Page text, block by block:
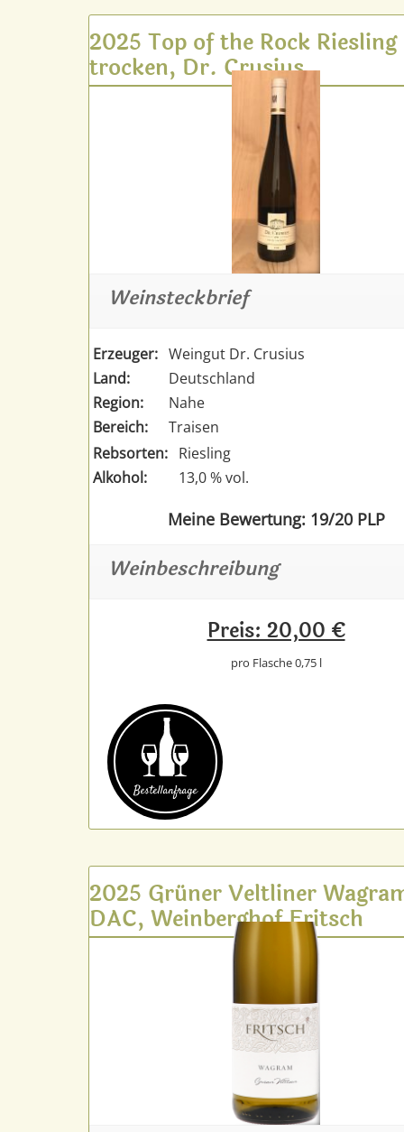
2025 Top of the Rock Riesling
trocken, Dr. Crusius
Weinsteckbrief
Erzeuger: Weingut Dr. Crusius
Land:
Deutschland
Region:
Nahe
Bereich:
Traisen
Rebsorten: Riesling
Alkohol:
13,0 % vol.
Meine Bewertung: 19/20 PLP
Weinbeschreibung
Preis: 20,00 €
pro Flasche 0,75 l
Bestell­anfrage
2025 Grüner Veltliner
DAC, Weinberghof Fritsch